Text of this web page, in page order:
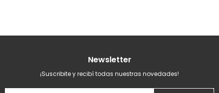
Newsletter
¡Suscribite y recibí todas nuestras novedades!